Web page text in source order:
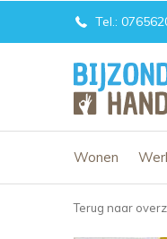
Wonen
Tel.:
Terug naar